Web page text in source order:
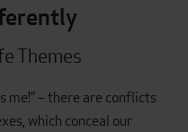
Themes
me!” – there are conflicts
which conceal our